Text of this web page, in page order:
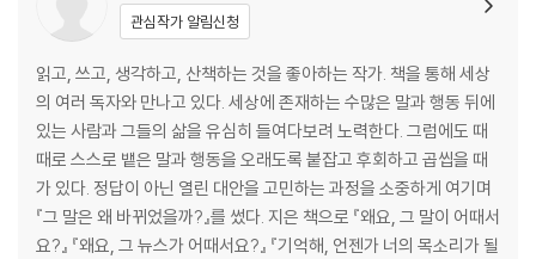
-다시 보자! 뉴스 속 그 표현 2
3장 웃자고 한 말에 죽자고 달려들었다고요?
농담과 무례함 사이, 진실의 무게
피해자는 울어도 울지 못한다
고정관념, 네가 왜 거기서 나와?
누군가의 죽음이 생중계되는 세상
-다시 보자! 뉴스 속 그 표현 3
관심작가 알림신청
읽고, 쓰고, 생각하고, 산책하는 것을 좋아하는 작가. 책을 통해 세상
의 여러 독자와 만나고 있다. 세상에 존재하는 수많은 말과 행동 뒤에
있는 사람과 그들의 삶을 유심히 들여다보려 노력한다. 그럼에도 때
때로 스스로 뱉은 말과 행동을 오래도록 붙잡고 후회하고 곱씹을 때
가 있다. 정답이 아닌 열린 대안을 고민하는 과정을 소중하게 여기며
『그 말은 왜 바뀌었을까?』를 썼다. 지은 책으로 『왜요, 그 말이 어때서
요?』 『왜요, 그 뉴스가 어때서요?』 『기억해, 언젠가 너의 목소리가 될